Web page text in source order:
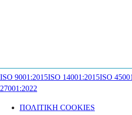
ISO 9001:2015ISO 14001:2015ISO
27001:2022
ΠΟΛΙΤΙΚΗ COOKIES